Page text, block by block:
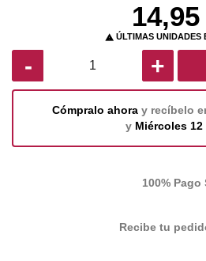
14,95
 ÚLTIMAS UNIDADES
- +
Cómpralo ahora y recíbelo
y Miércoles 12
100% Pago
Recibe tu